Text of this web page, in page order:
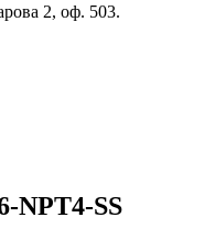
2, оф. 503.
NPT4-SS